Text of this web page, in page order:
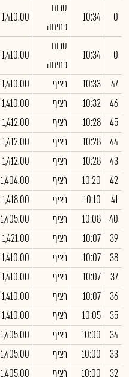
0
10:34
טרום
פתיחה
1,410.00
0
10:34
טרום
פתיחה
1,410.00
47
10:33 רציף 1,410.00
46
10:32 רציף 1,410.00
45
10:28 רציף 1,412.00
44
10:28 רציף 1,412.00
43
10:28 רציף 1,412.00
42
10:20 רציף 1,404.00
41
10:10 רציף 1,418.00
40
10:08 רציף 1,405.00
39
10:07 רציף 1,421.00
38
10:07 רציף 1,410.00
37
10:07 רציף 1,410.00
36
10:07 רציף 1,410.00
35
10:05 רציף 1,410.00
34
10:00 רציף 1,405.00
33
10:00 רציף 1,405.00
32
10:00 רציף 1,405.00